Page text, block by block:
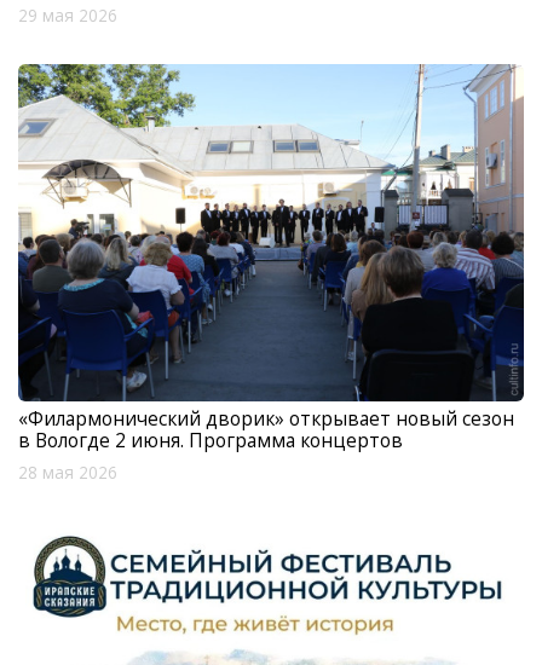
29 мая 2026
«Филармонический дворик» открывает новый сезон
в Вологде 2 июня. Программа концертов
28 мая 2026